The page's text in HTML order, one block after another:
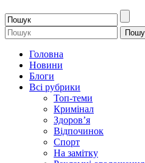
Головна
Новини
Блоги
Всі рубрики
Топ-теми
Кримінал
Здоров’я
Відпочинок
Спорт
На замітку